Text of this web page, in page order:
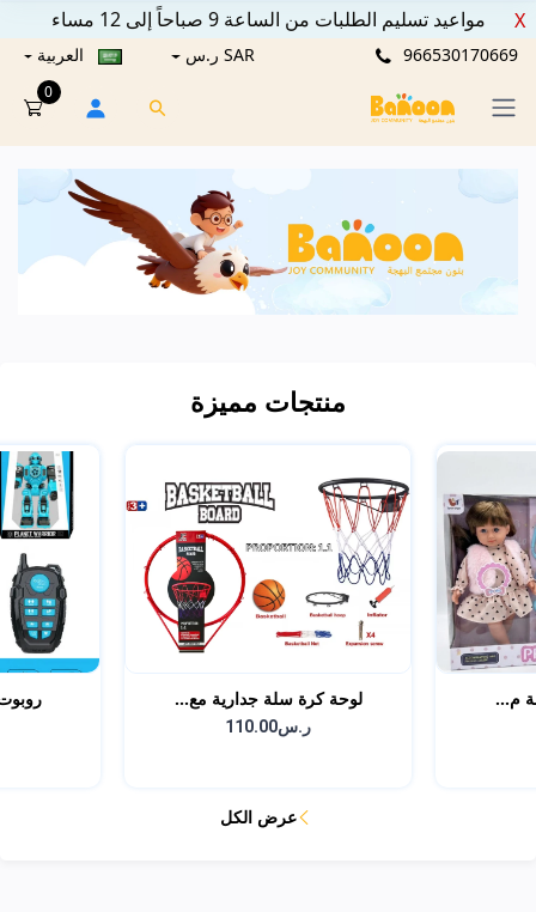
مواعيد تسليم الطلبات من الساعة 9 صباحاً إلى 12 مساء X
966530170669 SAR ر.س العربية
0
منتجات مميزة
م... لوحة كرة سلة جدارية مع...
ر.س110.00
عرض الكل